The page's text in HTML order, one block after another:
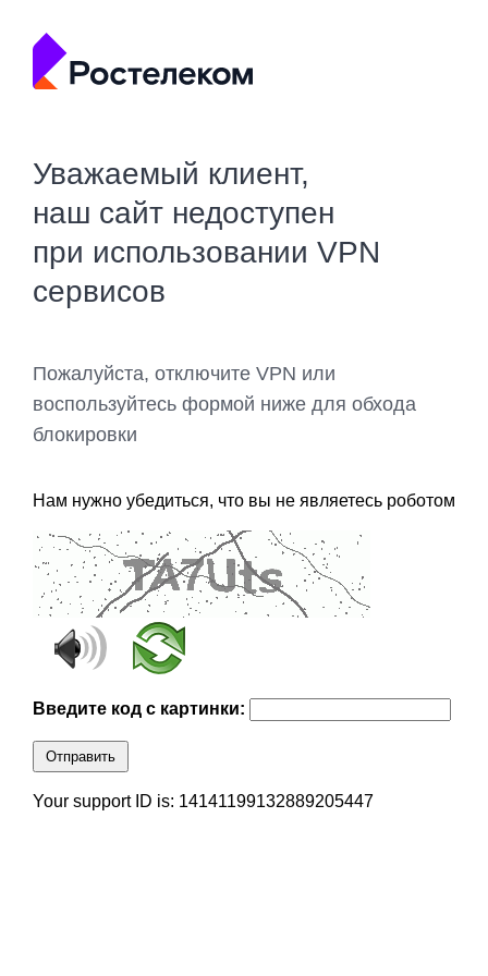
Уважаемый клиент,
наш сайт недоступен
при использовании VPN
сервисов
Пожалуйста, отключите VPN или
воспользуйтесь формой ниже для обхода
блокировки
Нам нужно убедиться, что вы не являетесь роботом
Введите код с картинки:
Отправить
Your support ID is: 14141199132889205447